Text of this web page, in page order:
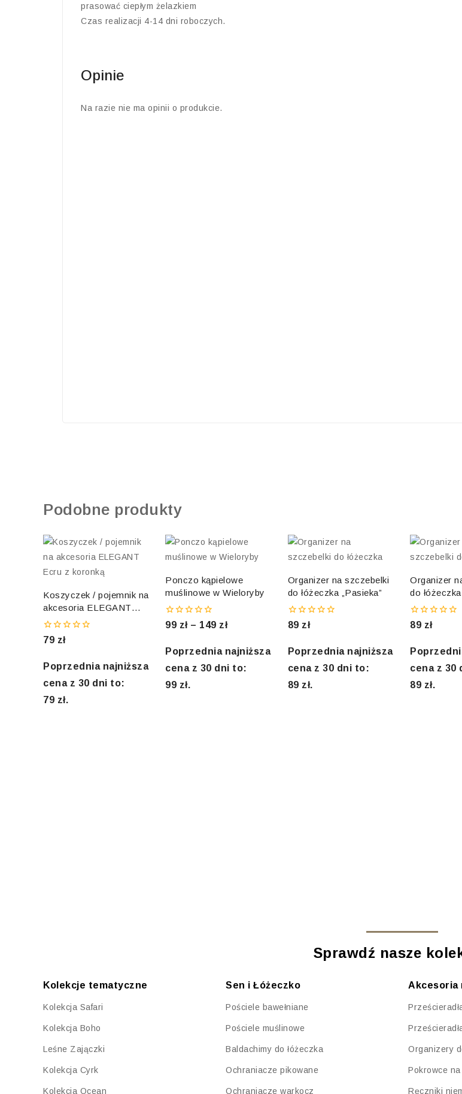
prasować ciepłym żelazkiem
Czas realizacji 4-14 dni roboczych.
Opinie
Na razie nie ma opinii o produkcie.
Podobne produkty
Koszyczek / pojemnik na
akcesoria ELEGANT
Ecru z koronką
0
5
79 zł
Poprzednia najniższa
cena z 30 dni to:
79 zł.
Ponczo kąpielowe
muślinowe w Wieloryby
0
5
99 zł – 149 zł
Poprzednia najniższa
cena z 30 dni to:
99 zł.
Organizer na szczebelki
do łóżeczka „Pasieka”
0
5
89 zł
Poprzednia najniższa
cena z 30 dni to:
89 zł.
Organizer
do łóżeczka
„Zakochany”
0
5
89 zł
cena z 30
89 zł.
Sprawdź nasze
Kolekcje tematyczne
Kolekcja Safari
Kolekcja Boho
Leśne Zajączki
Kolekcja Cyrk
Kolekcja Ocean
Sen i Łóżeczko
Pościele bawełniane
Pościele muślinowe
Baldachimy do łóżeczka
Ochraniacze pikowane
Ochraniacze warkocz
Akcesoria
Organizery
Pokrowce
Ręczniki